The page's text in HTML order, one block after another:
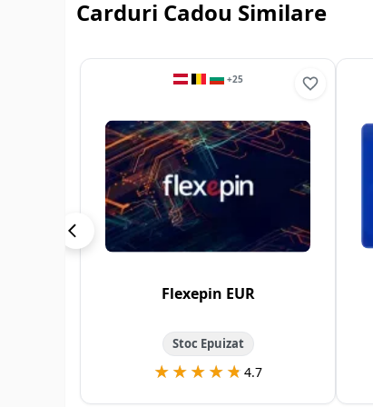
Carduri Cadou Similare
+25
Flexepin EUR
Stoc Epuizat
★★★★★
★★★★★ 4.7